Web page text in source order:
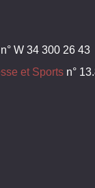
n° W 34 300 26 43
et Sports n°